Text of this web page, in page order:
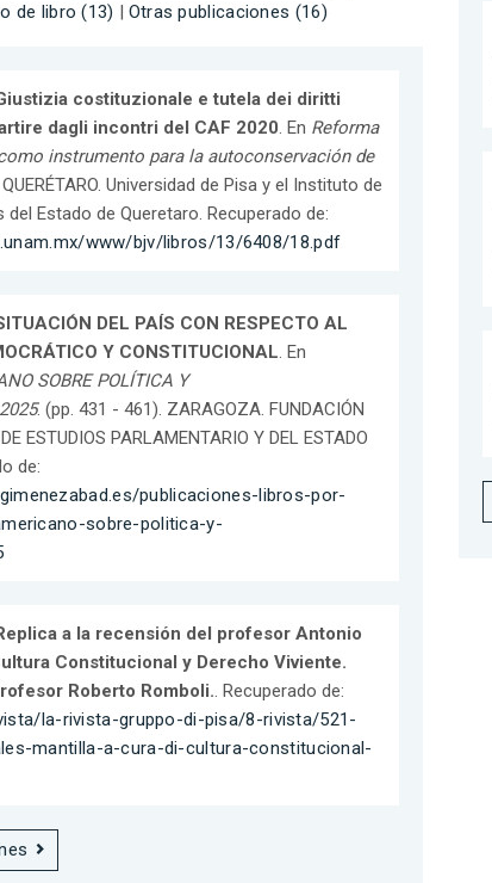
de libro (13) Otras publicaciones (16)
costituzionale e tutela dei diritti
dagli incontri del CAF 2020. En Reforma
instrumento para la autoconservación de
Universidad de Pisa y el Instituto de
Estado de Queretaro. Recuperado de:
www/bjv/libros/13/6408/18.pdf
DEL PAÍS CON RESPECTO AL
Y CONSTITUCIONAL. En
SOBRE POLÍTICA Y
. (pp. 431 - 461). ZARAGOZA. FUNDACIÓN
ESTUDIOS PARLAMENTARIO Y DEL ESTADO
de:
publicaciones-libros-por-
sobre-politica-y-
a la recensión del profesor Antonio
Constitucional y Derecho Viviente.
Roberto Romboli.. Recuperado de:
la-rivista-gruppo-di-pisa/8-rivista/521-
mantilla-a-cura-di-cultura-constitucional-